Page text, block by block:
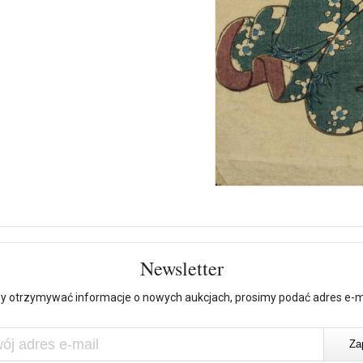
Newsletter
otrzymywać informacje o nowych aukcjach, prosimy podać adres e-